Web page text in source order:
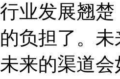
业发展翘
负担了。
的渠道会